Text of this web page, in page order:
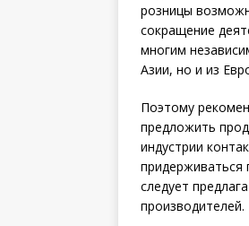
розницы
сокращение
многим
Азии, но и из
Поэтому
предложить
индустрии
придерживаться
следует
производителей.